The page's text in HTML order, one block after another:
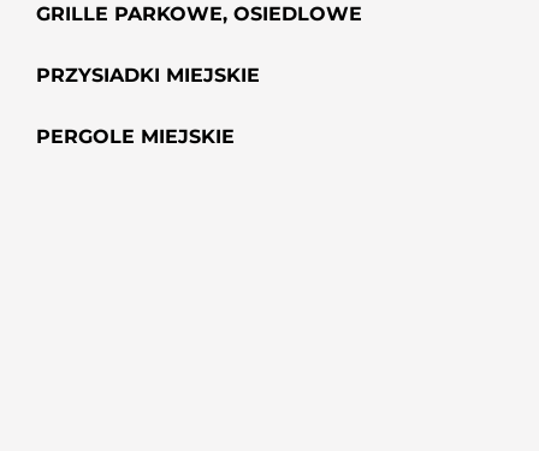
GRILLE PARKOWE, OSIEDLOWE
PRZYSIADKI MIEJSKIE
PERGOLE MIEJSKIE